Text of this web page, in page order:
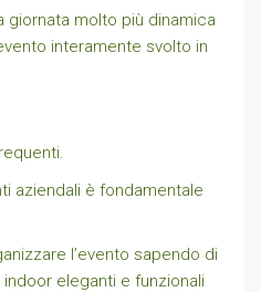
giornata molto più dinamica
interamente svolto in
aziendali è fondamentale
l’evento sapendo di
eleganti e funzionali